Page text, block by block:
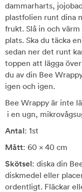
dammarharts,
plastfolien runt dina
frukt. Slå in och
plats. Ska du täcka
sedan ner det runt
toppen att lägga
du av din Bee
igen och igen.
Bee Wrappy är inte
i en ugn,
Antal: 1st
Mått: 60 x 40 cm
Skötsel: diska din
diskmedel eller
ordentligt. Fläckar